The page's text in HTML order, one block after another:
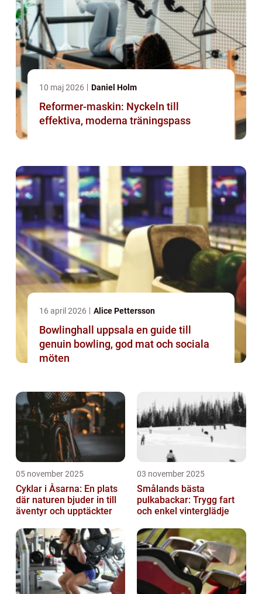
10 maj 2026 Daniel Holm
Reformer-maskin: Nyckeln till
effektiva, moderna träningspass
16 april 2026 Alice Pettersson
Bowlinghall uppsala en guide till
genuin bowling, god mat och sociala
möten
05 november 2025
Cyklar i Åsarna: En plats
där naturen bjuder in till
äventyr och upptäckter
03 november 2025
Smålands bästa
pulkabackar: Trygg fart
och enkel vinterglädje